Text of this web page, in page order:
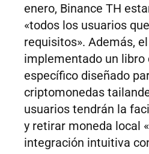
enero, Binance TH
«todos los usuarios
requisitos». Además,
implementado un libro
específico diseñado
criptomonedas
usuarios tendrán la
y retirar moneda local
integración intuitiva